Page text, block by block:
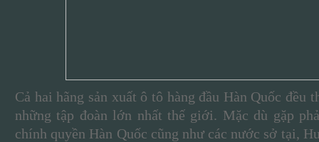
Cả hai hãng sản xuất ô tô hàng đầu Hàn Quốc đều
những tập đoàn lớn nhất thế giới. Mặc dù gặp
chính quyền Hàn Quốc cũng như các nước sở tại,